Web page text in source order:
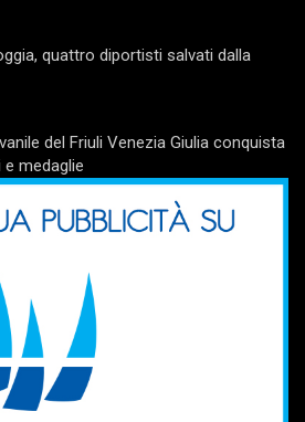
quattro diportisti salvati dalla
del Friuli Venezia Giulia conquista
medaglie